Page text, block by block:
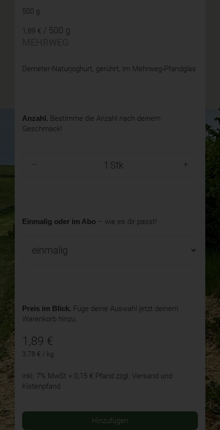
500 g
1,89 € / 500 g
Demeter-Naturjoghurt, gerührt, im Mehrweg-Pfandglas
Anzahl. Bestimme die Anzahl nach deinem
Geschmack!
Stk
Einmalig oder im Abo – wie es dir passt!
Preis im Blick. Füge deine Auswahl jetzt deinem
Warenkorb hinzu.
1,89 €
3,78 € / kg
inkl. 7% MwSt + 0,15 € Pfand zzgl. Versand und
Kistenpfand
Hinzufügen